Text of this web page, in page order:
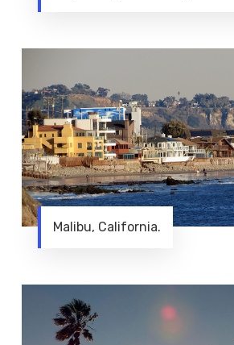
Malibu, California.